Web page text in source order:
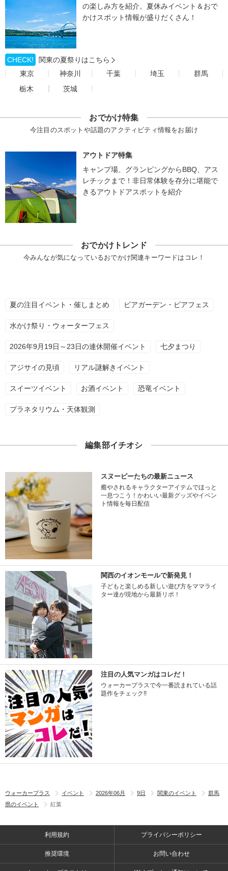
の楽しみ方を紹介。夏休みイベント＆おで
かけスポット情報が盛りだくさん！
CHECK!
関東の夏祭りはこちら
東京
神奈川 千葉 埼玉
群馬
栃木
茨城
おでかけ特集
今注目のスポットや話題のアクティビティ情報をお届け
アウトドア特集
キャンプ場、グランピングからBBQ、アス
レチックまで！非日常体験を存分に堪能で
きるアウトドアスポットを紹介
おでかけトレンド
今みんなが気になっているおでかけ関連キーワードはコレ！
夏の注目イベント・催しまとめ ビアガーデン・ビアフェス
水かけ祭り・ウォーターフェス
2026年9月19日～23日の連休開催イベント 七夕まつり
アジサイの見頃 リアル謎解きイベント
スイーツイベント お酒イベント 恐竜イベント
プラネタリウム・天体観測
編集部イチオシ
スヌーピーたちの最新ニュース
癒やされるキャラクターアイテムでほっと
一息つこう！かわいい最新グッズやイベン
ト情報を毎日配信
関西のイオンモールで新発見！
子どもと楽しめる新しい遊び方をママライ
ター達が現地から最新リポ！
注目の人気マンガはコレだ！
ウォーカープラスで今一番読まれている話
題作をチェック!!
ウォーカープラス イベント 2026年06月 9日 関東のイベント
群馬
県のイベント
紅葉
利用規約 プライバシーポリシー
推奨環境 お問い合わせ